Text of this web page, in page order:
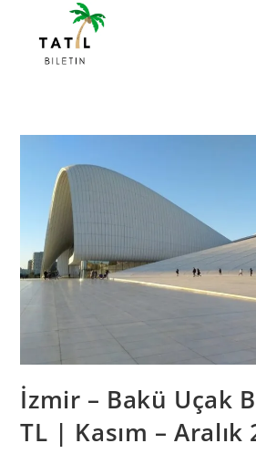
content
İzmir – Bakü Uçak
TL | Kasım – Aralık